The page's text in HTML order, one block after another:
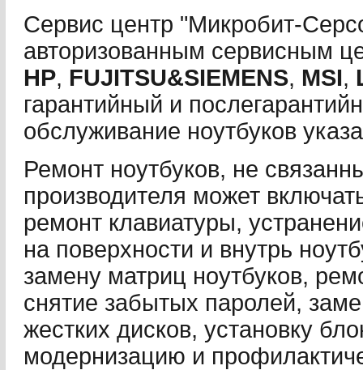
Сервис центр "Микробит-
авторизованным сервисным
HP, FUJITSU&SIEMENS, MSI,
гарантийный и
обслуживание ноутбуков
Ремонт ноутбуков, не
производителя может
ремонт клавиатуры,
на поверхности и внутрь
замену матриц ноутбуков,
снятие забытых паролей,
жестких дисков, установку
модернизацию и